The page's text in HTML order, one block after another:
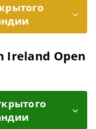
Ireland Open